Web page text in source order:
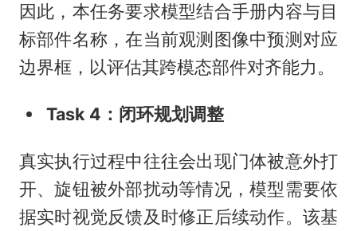
因此，本任务要求模型结合手册内容与目
标部件名称，在当前观测图像中预测对应
边界框，以评估其跨模态部件对齐能力。
Task 4：闭环规划调整
真实执行过程中往往会出现门体被意外打
开、旋钮被外部扰动等情况，模型需要依
据实时视觉反馈及时修正后续动作。该基